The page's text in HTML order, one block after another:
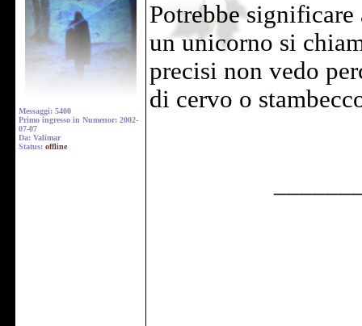
Messaggi: 5400
Primo ingresso in Numenor: 2002-
07-07
Da: Valimar
Status: offline
Potrebbe
un unicorno si
precisi non vedo
di cervo o